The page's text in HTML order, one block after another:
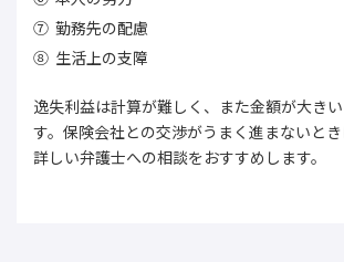
勤務先の配慮
生活上の支障
逸失利益は計算が難しく、また金額が大き
す。保険会社との交渉がうまく進まないと
詳しい弁護士への相談をおすすめします。